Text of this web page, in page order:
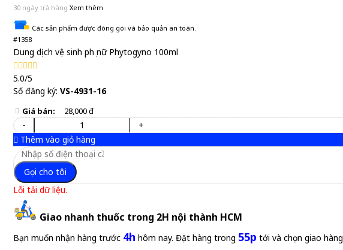
30 ngày trả hàng Xem thêm
Các sản phẩm được đóng gói và bảo quản an toàn.
#1358
Dung dịch vệ sinh phụ nữ Phytogyno 100ml
5.0/5
Số đăng ký: VS-4931-16
Giá bán: 28,000 đ
-
+
Thêm vào giỏ hàng
Gọi cho tôi
Lỗi tải dữ liệu.
Giao nhanh thuốc trong 2H nội thành HCM
Bạn muốn nhận hàng trước 4h hôm nay. Đặt hàng trong 55p tới và chọn giao hàng